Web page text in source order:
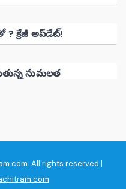
క్రేజీ అప్‌డేట్!
సుమలత
All rights reserved |